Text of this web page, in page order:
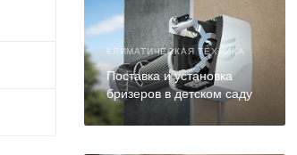
КЛИМАТИЧЕСКАЯ ТЕХНИКА
Поставка и установка
бризеров в детском саду